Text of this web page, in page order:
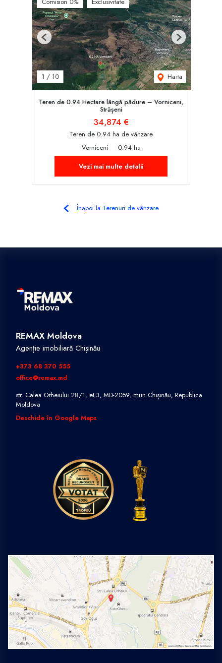
Comision 0% Exclusivitate
1 / 10 Harta
Previous Next
Teren de 0.94 Hectare lângă pădure – Vorniceni,
Strășeni
34,874 €
Teren de 0.94 ha de vânzare
Vorniceni
0.94 ha
Vezi mai multe detalii
Înapoi la Terenuri de vânzare
REMAX Moldova
Agenție imobiliară Chișinău
+373 68 370 555
office@remax.md
str. Calea Orheiului 28/1, et.3, MD-2059, mun.Chișinău, Republica
Moldova
Deschide în Google Maps